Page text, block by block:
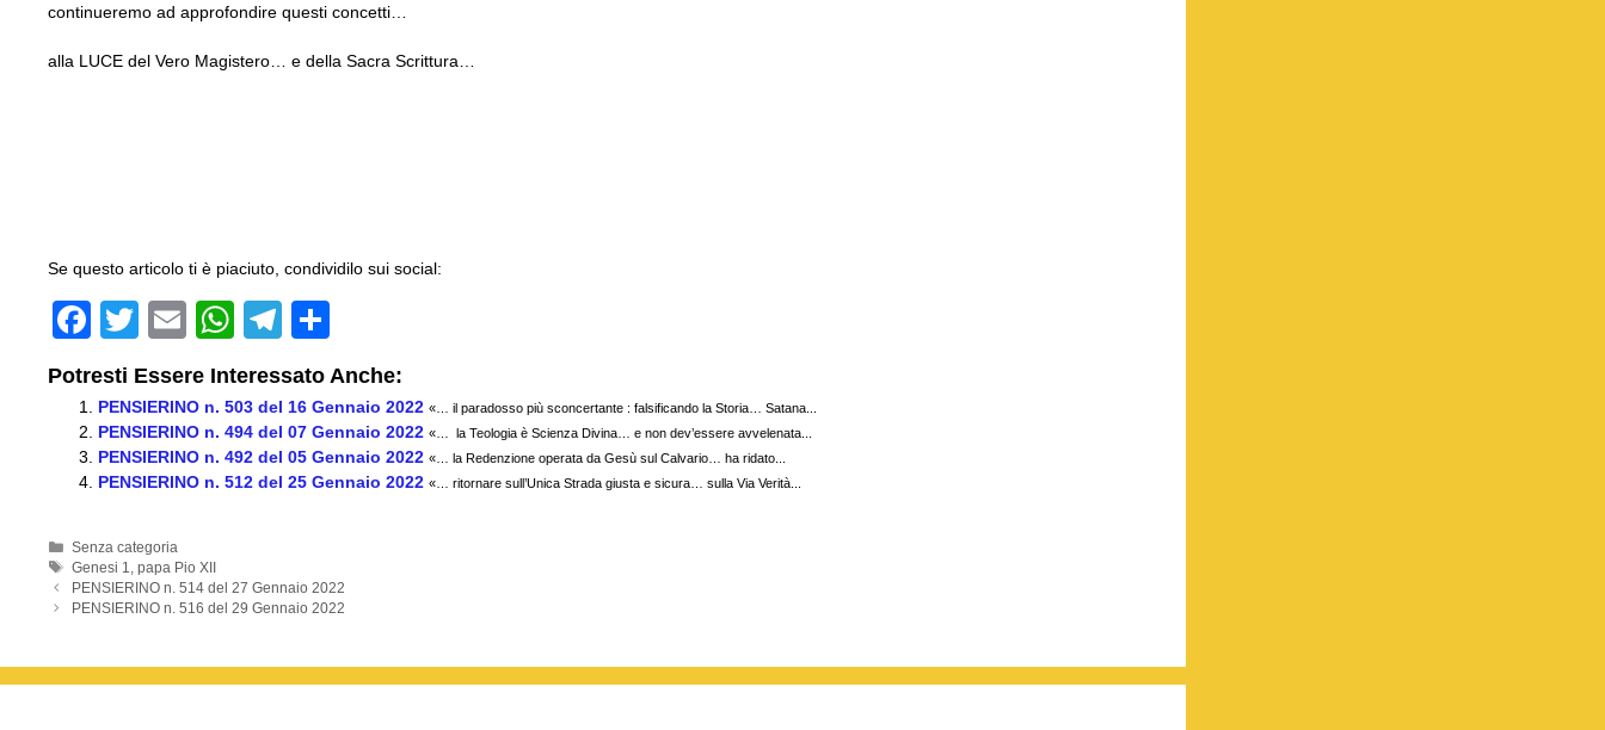
continueremo ad approfondire questi concetti…
alla LUCE del Vero Magistero… e della Sacra Scrittura…
Se questo articolo ti è piaciuto, condividilo sui social:
F
c
e
b
o
k
T
wi
tt
er
E
m
ail
W
at
s
A
T
el
e
gr
a
o
n
di
vi
Potresti Essere Interessato Anche:
PENSIERINO n. 503 del 16 Gennaio 2022 «… il paradosso più sconcertante : falsificando la Storia… Satana...
PENSIERINO n. 494 del 07 Gennaio 2022 «… la Teologia è Scienza Divina… e non dev’essere avvelenata...
PENSIERINO n. 492 del 05 Gennaio 2022 «… la Redenzione operata da Gesù sul Calvario… ha ridato...
PENSIERINO n. 512 del 25 Gennaio 2022 «… ritornare sull’Unica Strada giusta e sicura… sulla Via Verità...
Categorie
Senza categoria
Tag
Genesi 1,papa Pio XII
PENSIERINO n. 514 del 27 Gennaio 2022
PENSIERINO n. 516 del 29 Gennaio 2022